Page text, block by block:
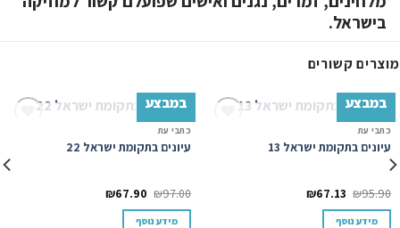
בישראל.
מוצרים קשורים
במבצע
כתבי עת
עיונים בתקומת ישראל 13
₪95.90
₪67.13
מידע נוסף
במבצע
כתבי עת
עיונים בתקומת ישראל 22
₪97.00
₪67.90
מידע נוסף